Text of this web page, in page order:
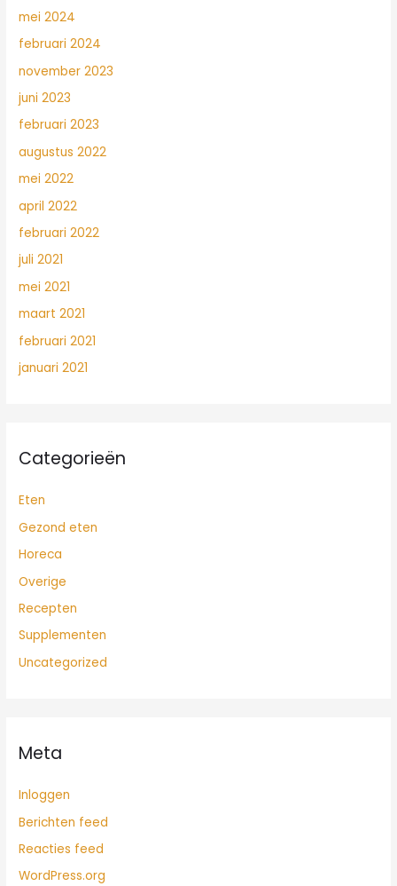
mei 2024
februari 2024
november 2023
juni 2023
februari 2023
augustus 2022
mei 2022
april 2022
februari 2022
juli 2021
mei 2021
maart 2021
februari 2021
januari 2021
Categorieën
Eten
Gezond eten
Horeca
Overige
Recepten
Supplementen
Uncategorized
Meta
Inloggen
Berichten feed
Reacties feed
WordPress.org